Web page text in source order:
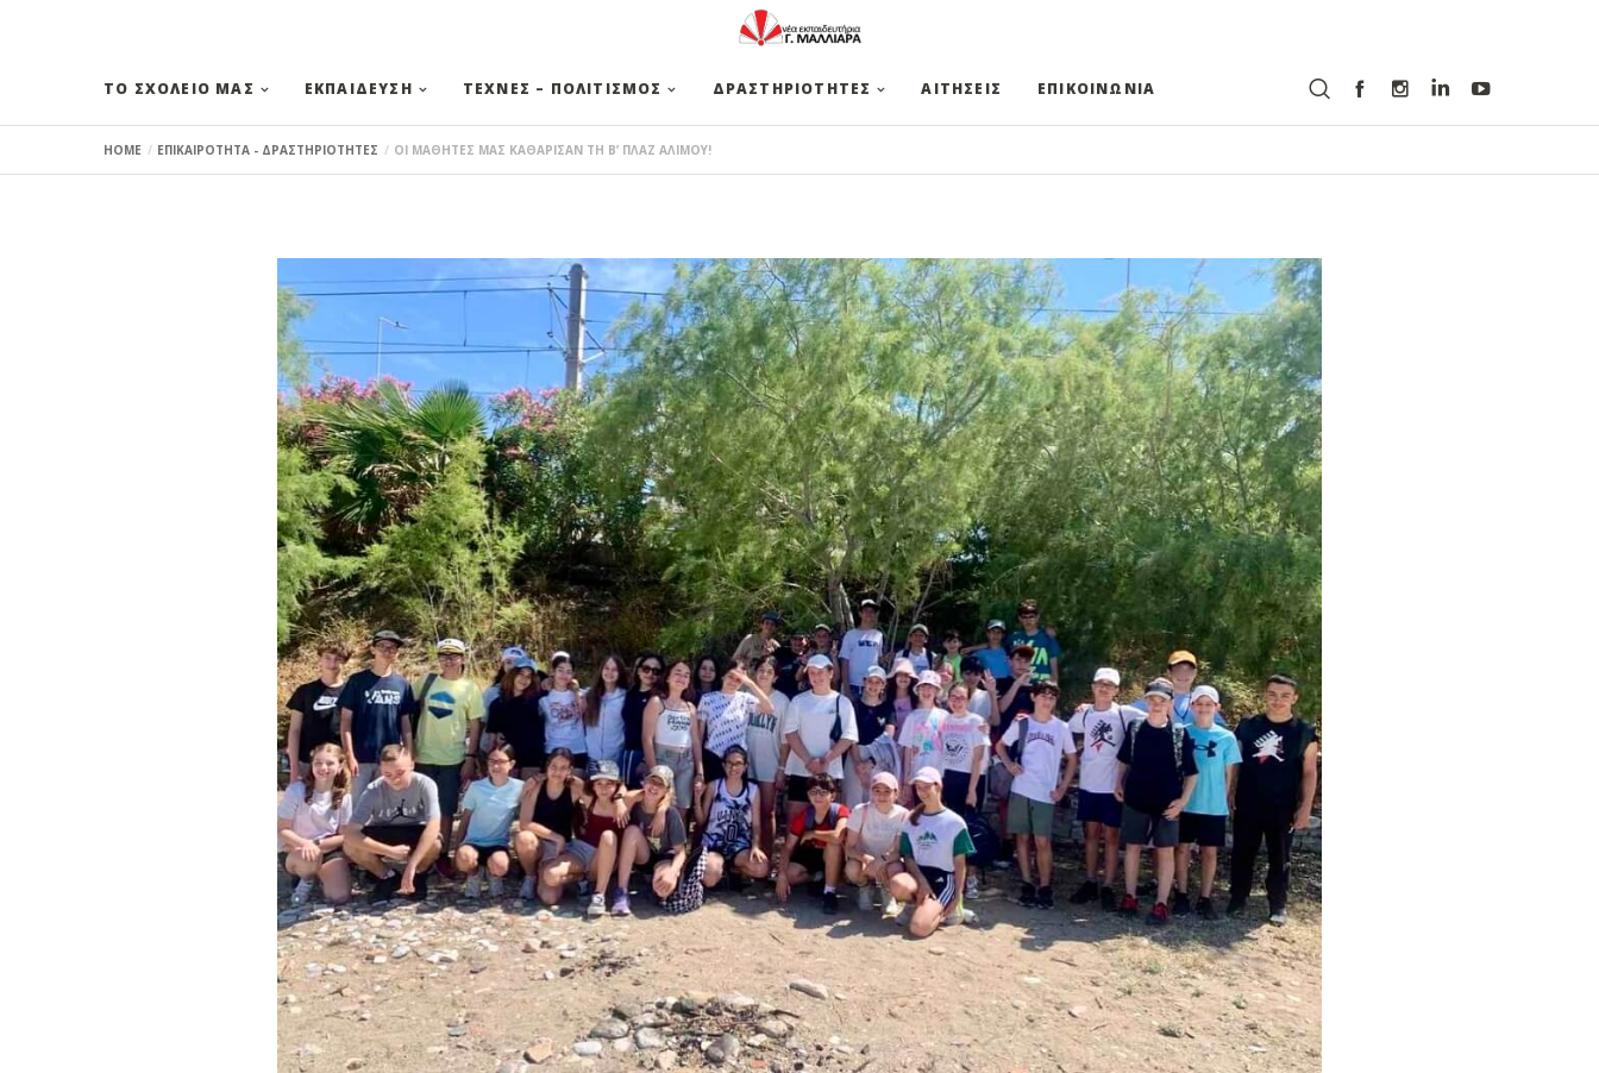
ΤΟ ΣΧΟΛΕΙΟ ΜΑΣ ΕΚΠΑΙΔΕΥΣΗ ΤΕΧΝΕΣ – ΠΟΛΙΤΙΣΜΟΣ ΔΡΑΣΤΗΡΙΟΤΗΤΕΣ ΑΙΤΗΣΕΙΣ ΕΠΙΚΟΙΝΩΝΙΑ
HOME ΕΠΙΚΑΙΡΟΤΗΤΑ - ΔΡΑΣΤΗΡΙΟΤΗΤΕΣ ΟΙ ΜΑΘΗΤΕΣ ΜΑΣ ΚΑΘΑΡΙΣΑΝ ΤΗ Β’ ΠΛΑΖ ΑΛΙΜΟΥ!